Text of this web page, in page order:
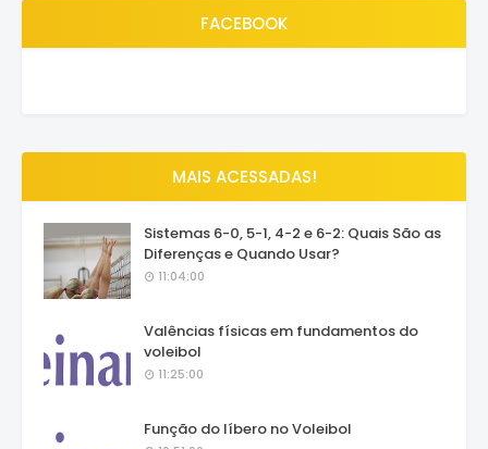
FACEBOOK
MAIS ACESSADAS!
Sistemas 6-0, 5-1, 4-2 e 6-2: Quais São as
Diferenças e Quando Usar?
11:04:00
Valências físicas em fundamentos do
voleibol
11:25:00
Função do líbero no Voleibol